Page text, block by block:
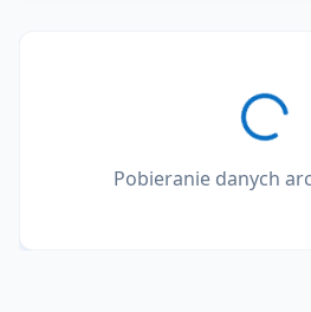
Pobieranie danych